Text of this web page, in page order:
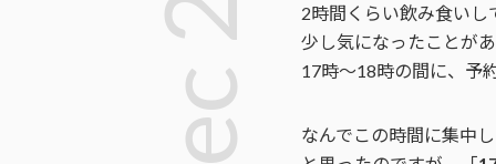
2時間くらい飲み食い
少し気になったことが
17時〜18時の間に、予
なんでこの時間に集中